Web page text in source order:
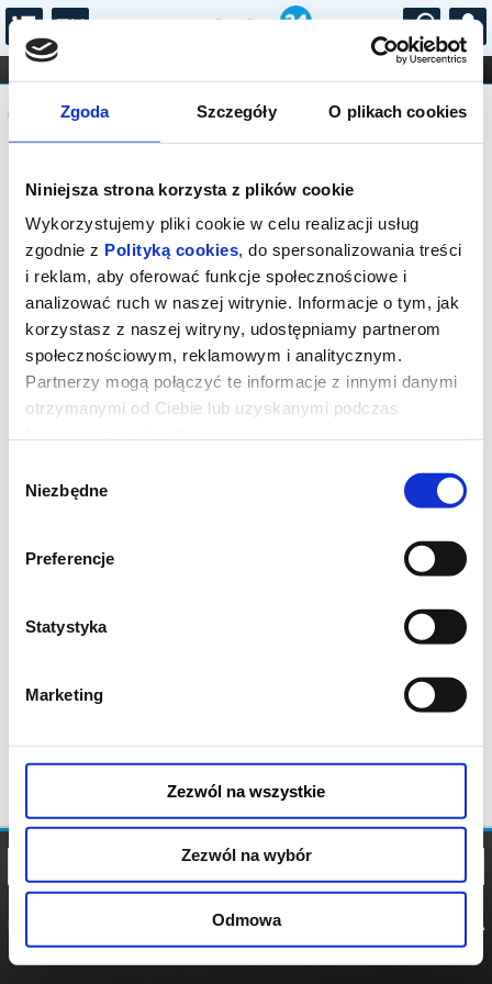
Zgoda Szczegóły O plikach cookies
Niniejsza strona korzysta z plików cookie
Wykorzystujemy pliki cookie w celu realizacji usług
zgodnie z Polityką cookies, do spersonalizowania treści
i reklam, aby oferować funkcje społecznościowe i
analizować ruch w naszej witrynie. Informacje o tym, jak
korzystasz z naszej witryny, udostępniamy partnerom
społecznościowym, reklamowym i analitycznym.
Partnerzy mogą połączyć te informacje z innymi danymi
otrzymanymi od Ciebie lub uzyskanymi podczas
zgody
Niezbędne
Preferencje
Statystyka
Marketing
Zezwól na wszystkie
Zezwól na wybór
Odmowa
...
FILHARMONIA OPERA I BALET
STAND-UP
DLA DZIECI
Komunikat
Sprzedaż biletów on-line na wydarzenie
została zakończona.
POLITYKA
POLITYKA